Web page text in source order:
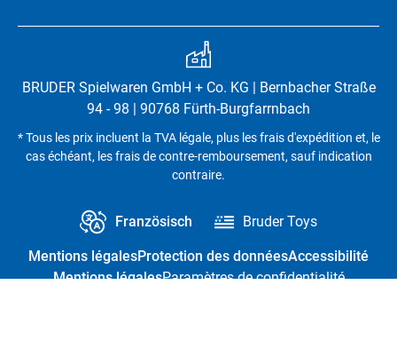
BRUDER Spielwaren GmbH + Co. KG | Bernbacher Straße
94 - 98 | 90768 Fürth-Burgfarrnbach
* Tous les prix incluent la TVA légale, plus les frais d'expédition et, le
cas échéant, les frais de contre-remboursement, sauf indication
contraire.
Französisch Bruder Toys
Mentions légalesProtection des donnéesAccessibilité
Mentions légalesParamètres de confidentialité